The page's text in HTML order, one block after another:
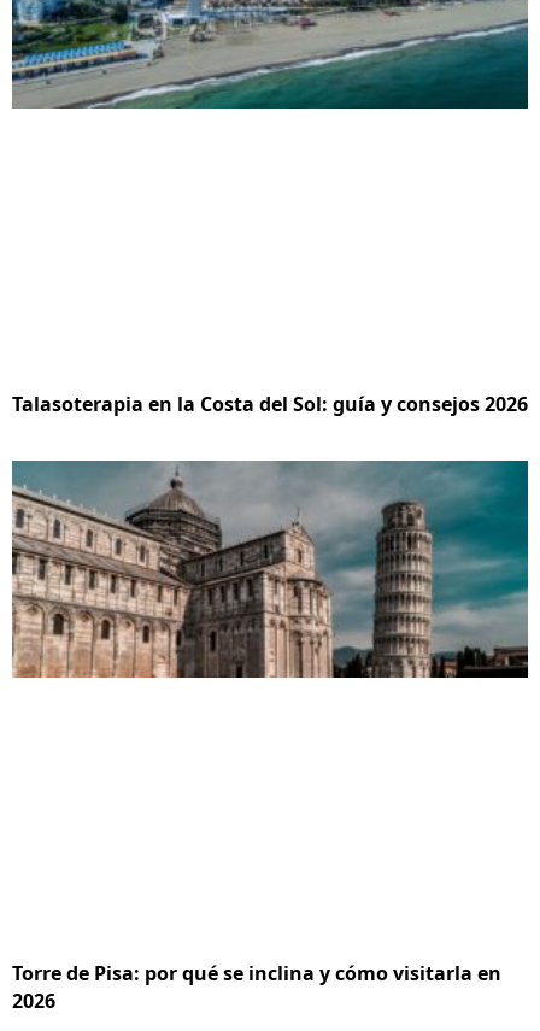
Talasoterapia en la Costa del Sol: guía y consejos 2026
Torre de Pisa: por qué se inclina y cómo visitarla en
2026